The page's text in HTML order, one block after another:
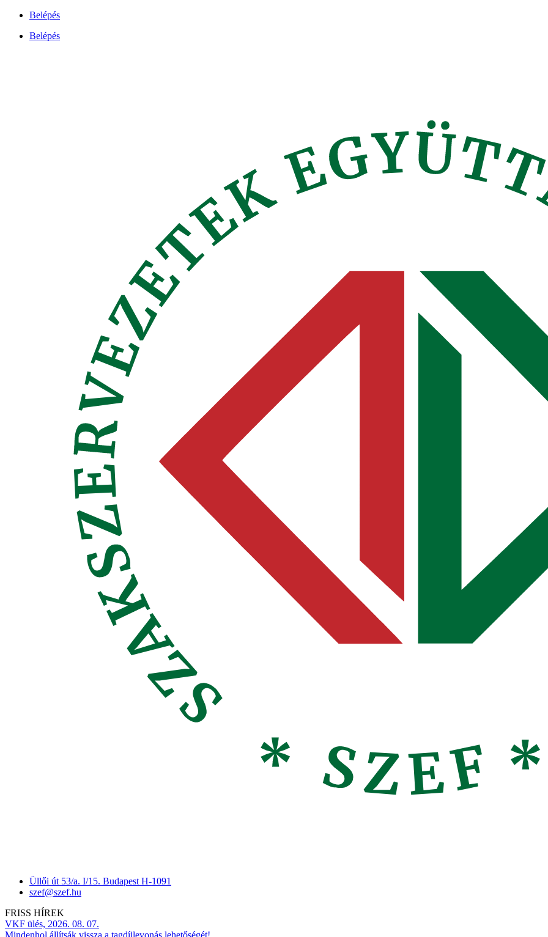
Ugrás
tartalomhoz
Belépés
Belépés
Üllői út 53/a. I/15. Budapest H-1091
szef@szef.hu
FRISS HÍREK
VKF ülés, 2026. 08. 07.